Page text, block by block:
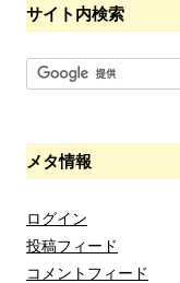
サイト内検索
メタ情報
ログイン
投稿フィード
コメントフィード